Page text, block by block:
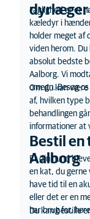
dyrlæger
Faglighed er et
kæledyr i
holder meget af
viden herom.
absolut bedste
Aalborg. Vi
omegn. Besøg os
Om du kan
af, hvilken type
behandlingen
informationer at
Bestil
Aalborg
Er din hund
en kat, du gerne
have tid til en
eller det er en
har brug for,
Du kan bestille